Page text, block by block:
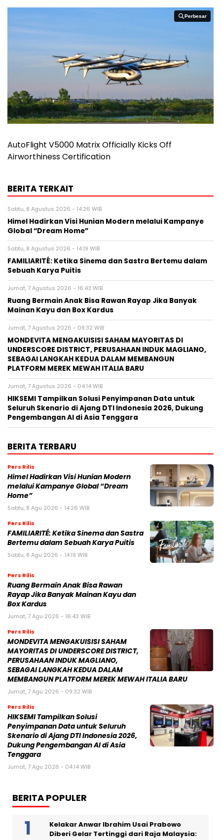
Perbesar
Perbesar
AutoFlight V5000 Matrix Officially Kicks Off
Airworthiness Certification
BERITA TERKAIT
Sabtu, 8 Agustus 2026 - 14:26 WIB
Himel Hadirkan Visi Hunian Modern melalui Kampanye
Global “Dream Home”
Sabtu, 8 Agustus 2026 - 14:19 WIB
FAMILIARITÉ: Ketika Sinema dan Sastra Bertemu dalam
Sebuah Karya Puitis
Jumat, 7 Agustus 2026 - 16:43 WIB
Ruang Bermain Anak Bisa Rawan Rayap Jika Banyak
Mainan Kayu dan Box Kardus
Jumat, 7 Agustus 2026 - 09:32 WIB
MONDEVITA MENGAKUISISI SAHAM MAYORITAS DI
UNDERSCORE DISTRICT, PERUSAHAAN INDUK MAGLIANO,
SEBAGAI LANGKAH KEDUA DALAM MEMBANGUN
PLATFORM MEREK MEWAH ITALIA BARU
Jumat, 7 Agustus 2026 - 04:14 WIB
HIKSEMI Tampilkan Solusi Penyimpanan Data untuk
Seluruh Skenario di Ajang DTI Indonesia 2026, Dukung
Pengembangan AI di Asia Tenggara
BERITA TERBARU
Pers Rilis
Himel Hadirkan Visi Hunian Modern
melalui Kampanye Global “Dream
Home”
Sabtu, 8 Agu 2026 - 14:26 WIB
Pers Rilis
FAMILIARITÉ: Ketika Sinema dan Sastra
Bertemu dalam Sebuah Karya Puitis
Sabtu, 8 Agu 2026 - 14:19 WIB
Pers Rilis
Ruang Bermain Anak Bisa Rawan
Rayap Jika Banyak Mainan Kayu dan
Box Kardus
Jumat, 7 Agu 2026 - 16:43 WIB
Pers Rilis
MONDEVITA MENGAKUISISI SAHAM
MAYORITAS DI UNDERSCORE DISTRICT,
PERUSAHAAN INDUK MAGLIANO,
SEBAGAI LANGKAH KEDUA DALAM
MEMBANGUN PLATFORM MEREK MEWAH ITALIA BARU
Jumat, 7 Agu 2026 - 09:32 WIB
Pers Rilis
HIKSEMI Tampilkan Solusi
Penyimpanan Data untuk Seluruh
Skenario di Ajang DTI Indonesia 2026,
Dukung Pengembangan AI di Asia
Tenggara
Jumat, 7 Agu 2026 - 04:14 WIB
BERITA POPULER
Kelakar Anwar Ibrahim Usai Prabowo
Diberi Gelar Tertinggi dari Raja Malaysia: